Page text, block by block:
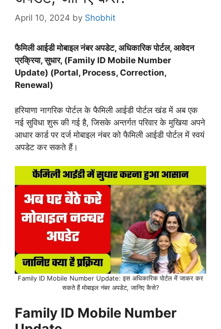
April 10, 2024 by Shobhit
फैमिली आईडी मोबाइल नंबर अपडेट, अधिकारिक पोर्टल, आवेदन
प्रक्रिया, सुधार, (Family ID Mobile Number
Update) (Portal, Process, Correction,
Renewal)
हरियाणा नागरिक पोर्टल के फैमिली आईडी पोर्टल खंड में अब एक
नई सुविधा शुरू की गई है, जिसके अन्तर्गत परिवार के मुखिया अपने
आधार कार्ड पर दर्ज मोबाइल नंबर को फैमिली आईडी पोर्टल में स्वयं
अपडेट कर सकते हैं।
Family ID Mobile Number Update: इस अधिकारिक पोर्टल में जाकर कर
सकते हैं मोबाइल नंबर अपडेट, जानिए कैसे?
Family ID Mobile Number